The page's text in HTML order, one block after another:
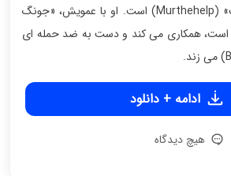
مرکز خرید «مورت هلپ» (Murthehelp) است. او با عمویش، «جونگ
است، همکاری می کند و دست به ضد حمله ای
ادامه + دانلود
هیچ دیدگاه